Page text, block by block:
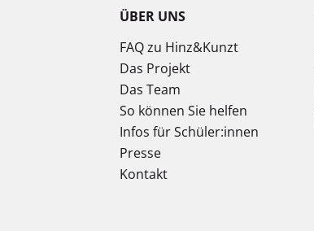
ÜBER UNS
FAQ zu Hinz&Kunzt
Das Projekt
Das Team
So können Sie helfen
Infos für Schüler:innen
Presse
Kontakt